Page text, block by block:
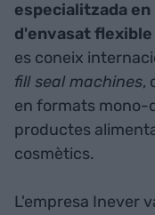
especialitzada
d'envasat
es coneix
fill seal machines,
en formats mono-
productes
cosmètics.
L'empresa Inever